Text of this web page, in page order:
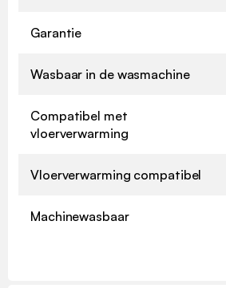
Garantie
Wasbaar in de wasmachine
Compatibel met
vloerverwarming
Vloerverwarming compatibel
Machinewasbaar